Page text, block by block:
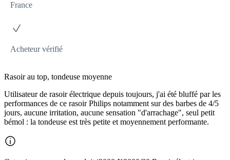
France
Acheteur vérifié
Rasoir au top, tondeuse moyenne
Utilisateur de rasoir électrique depuis toujours, j'ai été bluffé par les
performances de ce rasoir Philips notamment sur des barbes de 4/5
jours, aucune irritation, aucune sensation "d'arrachage", seul petit
bémol : la tondeuse est très petite et moyennement performante.